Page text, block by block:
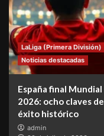
LaLiga (Primera División)
Noticias destacadas
España final Mundial
2026: ocho claves
éxito histórico
admin